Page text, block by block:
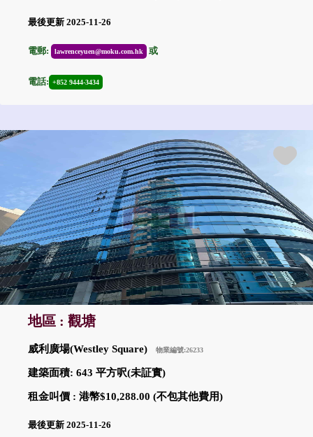
最後更新 2025-11-26
電郵: lawrenceyuen@moku.com.hk 或
電話: +852 9444-3434
地區 : 觀塘
威利廣場(Westley Square) 物業編號:26233
建築面積: 643 平方呎(未証實)
租金叫價 : 港幣$10,288.00 (不包其他費用)
最後更新 2025-11-26